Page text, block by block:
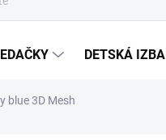
DETSKÁ IZBA
blue 3D Mesh